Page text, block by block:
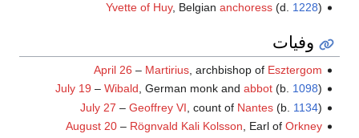
Yvette of Huy, Belgian anchoress(d. 1228)
وفيات
April 26 – Martirius, archbishop of Esztergom
July 19 – Wibald , German monk and abbot(b. 1098)
July 27 – Geoffrey VI , count of Nantes(b. 1134)
August 20– Rögnvald Kali Kolsson , Earl of Orkney